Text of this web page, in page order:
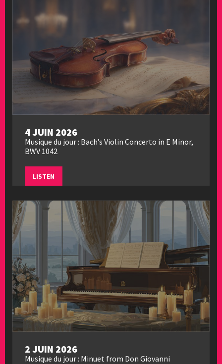
4 JUIN 2026
Musique du jour : Bach’s Violin Concerto in E Minor,
BWV 1042
LISTEN
2 JUIN 2026
Musique du jour : Minuet from Don Giovanni